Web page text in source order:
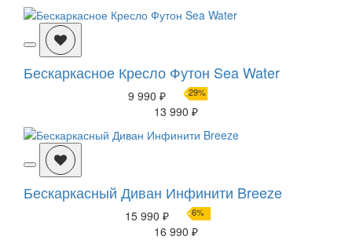
Бескаркасное Кресло Футон Sea Water
9 990 ₽ 29%
13 990 ₽
Бескаркасный Диван Инфинити Breeze
15 990 ₽ 6%
16 990 ₽